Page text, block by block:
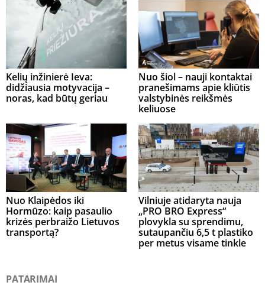
Kelių inžinierė Ieva:
didžiausia motyvacija –
noras, kad būtų geriau
Nuo šiol – nauji kontaktai
pranešimams apie kliūtis
valstybinės reikšmės
keliuose
Nuo Klaipėdos iki
Hormūzo: kaip pasaulio
krizės perbraižo Lietuvos
transportą?
Vilniuje atidaryta nauja
„PRO BRO Express“
plovykla su sprendimu,
sutaupančiu 6,5 t plastiko
per metus visame tinkle
PATARIMAI